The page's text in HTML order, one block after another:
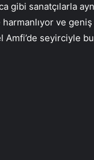
gibi sanatçılarla
ve
Amfi’de seyirciyle